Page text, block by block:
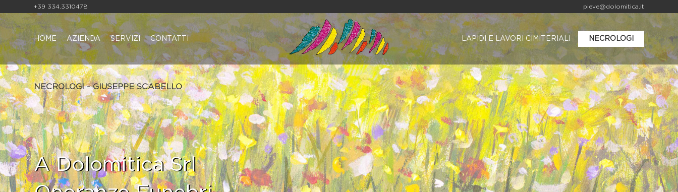
+39 334.3310478 pieve@dolomitica.it
HOME AZIENDA SERVIZI CONTATTI LAPIDI E LAVORI CIMITERIALI NECROLOGI
A Dolomitica Srl
NECROLOGI - GIUSEPPE SCABELLO